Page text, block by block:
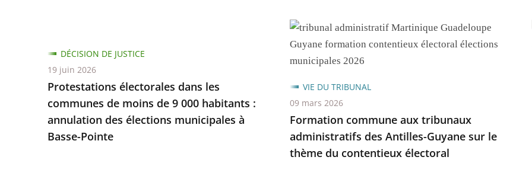
Protestations électorales dans les
communes de moins de 9 000 habitants :
annulation des élections municipales à
Basse-Pointe
DÉCISION DE JUSTICE
19 juin 2026
Formation commune aux tribunaux
administratifs des Antilles-Guyane sur le
thème du contentieux électoral
VIE DU TRIBUNAL
09 mars 2026